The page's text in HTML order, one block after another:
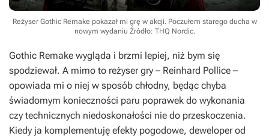
Reżyser Gothic Remake pokazał mi grę w akcji. Poczułem starego ducha w
nowym wydaniu Źródło: THQ Nordic.
Gothic Remake wygląda i brzmi lepiej, niż bym się
spodziewał. A mimo to reżyser gry – Reinhard Pollice –
opowiada mi o niej w sposób chłodny, będąc chyba
świadomym konieczności paru poprawek do wykonania
czy technicznych niedoskonałości nie do przeskoczenia.
Kiedy ja komplementuję efekty pogodowe, deweloper od